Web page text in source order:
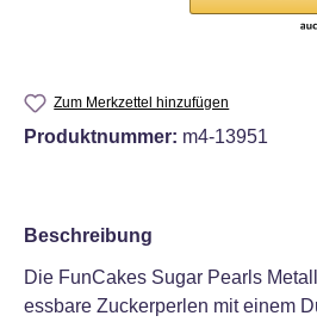
Zum Merkzettel hinzufügen
Produktnummer: m4-13951
Beschreibung
Die FunCakes Sugar Pearls
essbare Zuckerperlen mit einem